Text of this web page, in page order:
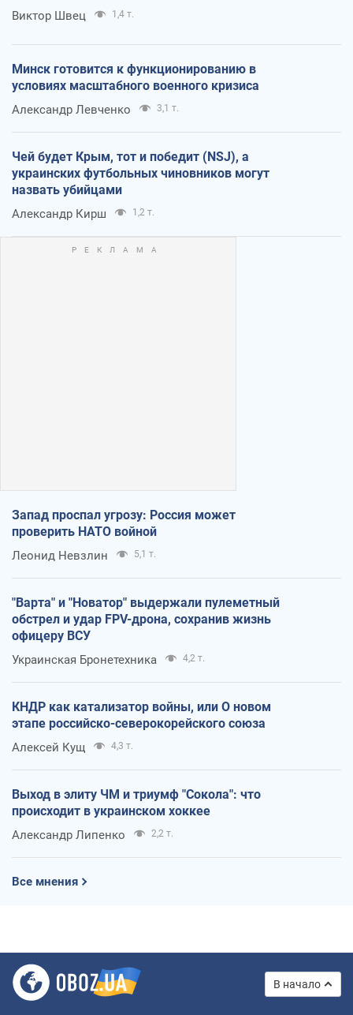
Виктор Швец 1,4 т.
Минск готовится к функционированию в
условиях масштабного военного кризиса
Александр Левченко 3,1 т.
Чей будет Крым, тот и победит (NSJ), а
украинских футбольных чиновников могут
назвать убийцами
Александр Кирш 1,2 т.
Запад проспал угрозу: Россия может
проверить НАТО войной
Леонид Невзлин 5,1 т.
"Варта" и "Новатор" выдержали пулеметный
обстрел и удар FPV-дрона, сохранив жизнь
офицеру ВСУ
Украинская Бронетехника 4,2 т.
КНДР как катализатор войны, или О новом
этапе российско-северокорейского союза
Алексей Кущ 4,3 т.
Выход в элиту ЧМ и триумф "Сокола": что
происходит в украинском хоккее
Александр Липенко 2,2 т.
Все мнения
В начало